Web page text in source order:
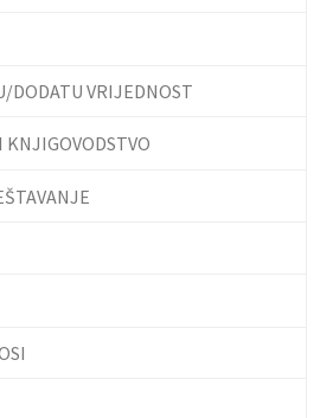
DODATU VRIJEDNOST
KNJIGOVODSTVO